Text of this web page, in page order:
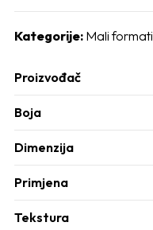
Kategorije: Mali formati
Proizvođač
Boja
Dimenzija
Primjena
Tekstura